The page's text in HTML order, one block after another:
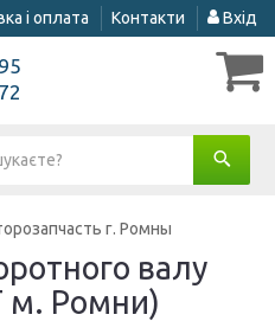
і оплата Контакти Вхід
г. Ромны
валу
м. Ромни)